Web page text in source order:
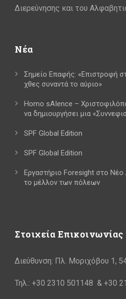
Διερεύνησης και του
Νέα
Σημείο Επαφής: «Επιστροφή
χθες συναντά το αύριο»
Homo sAIence –
να δημιουργήσει μια
SPF Global Edition
SPF Global Edition
Εργαστήριο Foresight στο Νέο
το μέλλον των πόλεων
Στοιχεία Επικοινωνίας
Διεύθυνση: Πλ. Μοριχόβου 1,
Τηλ.: +30 2310 501148 & +30